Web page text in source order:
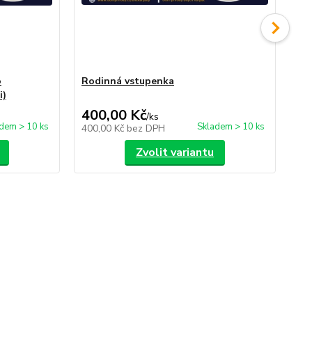
> 10 ks
Rodinná vstupenka
400,00 Kč/ks
400,00 Kč bez DPH Skladem > 10 ks
Zvolit variantu